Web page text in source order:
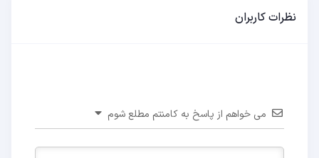
نظرات کاربران
می خواهم از پاسخ به کامنتم مطلع شوم